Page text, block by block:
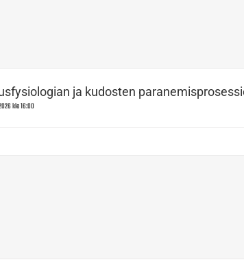
ja kudosten
klo 16:00